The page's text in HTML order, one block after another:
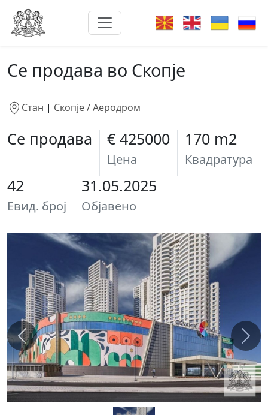
Се продава во Скопје
Стан | Скопје / Аеродром
Се продава € 425000
Цена
170 m2
Квадратура
42
Евид. број
31.05.2025
Објавено